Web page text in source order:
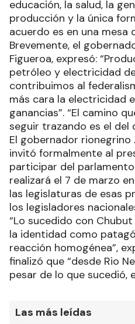
educación, la salud, la
producción y la única
acuerdo es en una mesa
Brevemente, el
Figueroa, expresó:
petróleo y electricidad
contribuimos al
más cara la electricidad
ganancias”. “El camino
seguir trazando es el del
El gobernador
invitó formalmente al
participar del
realizará el 7 de marzo
las legislaturas de esas
los legisladores
“Lo sucedido con
la identidad como
reacción homogénea”,
finalizó que “desde Rio
pesar de lo que sucedió,
Las más leídas